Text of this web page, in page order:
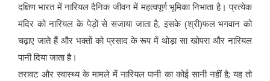
दक्षिण भारत में नारियल दैनिक जीवन में महत्वपूर्ण भूमिका निभाता है। प्रत्येक
मंदिर को नारियल के पेड़ों से सजाया जाता है, इसके (श्री)फल भगवान को
चढ़ाए जाते हैं और भक्तों को प्रसाद के रूप में थोड़ा सा खोपरा और नारियल
पानी दिया जाता है।
तरावट और स्वास्थ्य के मामले में नारियल पानी का कोई सानी नहीं है; यह तो